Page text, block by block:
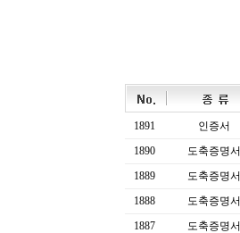
1891 인증서
1890
도축증명서
1889
도축증명서
1888
도축증명서
1887
도축증명서